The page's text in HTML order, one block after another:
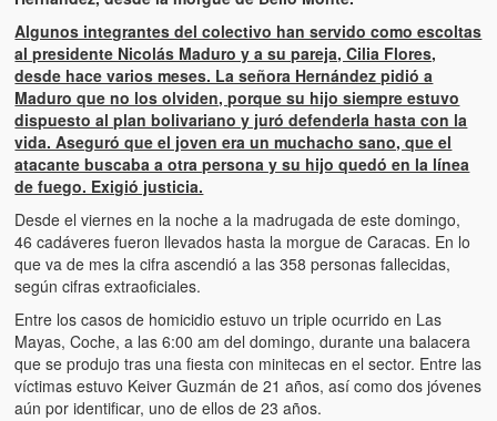
Algunos integrantes del colectivo han servido como escoltas
al presidente Nicolás Maduro y a su pareja, Cilia Flores,
desde hace varios meses. La señora Hernández pidió a
Maduro que no los olviden, porque su hijo siempre estuvo
dispuesto al plan bolivariano y juró defenderla hasta con la
vida. Aseguró que el joven era un muchacho sano, que el
atacante buscaba a otra persona y su hijo quedó en la línea
de fuego. Exigió justicia.
Desde el viernes en la noche a la madrugada de este domingo,
46 cadáveres fueron llevados hasta la morgue de Caracas. En lo
que va de mes la cifra ascendió a las 358 personas fallecidas,
según cifras extraoficiales.
Entre los casos de homicidio estuvo un triple ocurrido en Las
Mayas, Coche, a las 6:00 am del domingo, durante una balacera
que se produjo tras una fiesta con minitecas en el sector. Entre las
víctimas estuvo Keiver Guzmán de 21 años, así como dos jóvenes
aún por identificar, uno de ellos de 23 años.